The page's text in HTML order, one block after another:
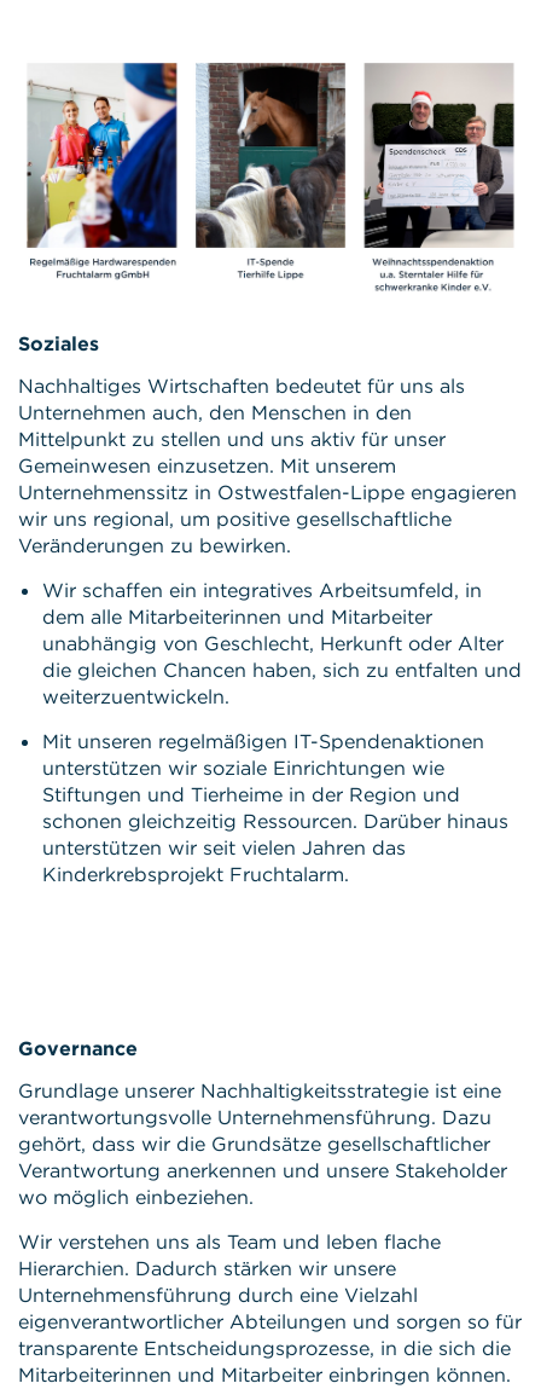
Soziales
Nachhaltiges Wirtschaften bedeutet für uns als
Unternehmen auch, den Menschen in den
Mittelpunkt zu stellen und uns aktiv für unser
Gemeinwesen einzusetzen. Mit unserem
Unternehmenssitz in Ostwestfalen-Lippe engagieren
wir uns regional, um positive gesellschaftliche
Veränderungen zu bewirken.
Wir schaffen ein integratives Arbeitsumfeld, in
dem alle Mitarbeiterinnen und Mitarbeiter
unabhängig von Geschlecht, Herkunft oder Alter
die gleichen Chancen haben, sich zu entfalten und
weiterzuentwickeln.
Mit unseren regelmäßigen IT-Spendenaktionen
unterstützen wir soziale Einrichtungen wie
Stiftungen und Tierheime in der Region und
schonen gleichzeitig Ressourcen. Darüber hinaus
unterstützen wir seit vielen Jahren das
Kinderkrebsprojekt Fruchtalarm.
Governance
Grundlage unserer Nachhaltigkeitsstrategie ist eine
verantwortungsvolle Unternehmensführung. Dazu
gehört, dass wir die Grundsätze gesellschaftlicher
Verantwortung anerkennen und unsere Stakeholder
wo möglich einbeziehen.
Wir verstehen uns als Team und leben flache
Hierarchien. Dadurch stärken wir unsere
Unternehmensführung durch eine Vielzahl
eigenverantwortlicher Abteilungen und sorgen so für
transparente Entscheidungsprozesse, in die sich die
Mitarbeiterinnen und Mitarbeiter einbringen können.